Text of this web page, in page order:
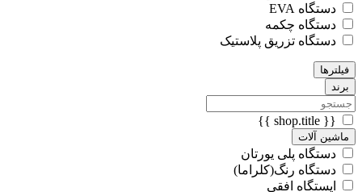
دستگاه EVA
دستگاه چکمه
دستگاه تزریق پلاستیک
فیلترها
برند
{{ shop.title }}
ماشین آلات
دستگاه پلی یورتان
دستگاه رنگ(کلراما)
ایستگاه افقی